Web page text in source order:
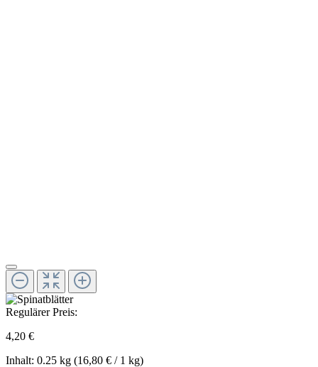
Regulärer Preis:
4,20 €
Inhalt: 0.25 kg (16,80 € / 1 kg)